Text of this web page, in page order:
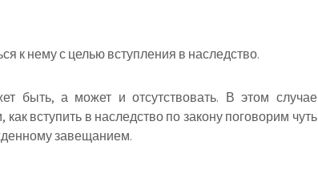
к нему с целью вступления в наследство.
быть, а может и отсутствовать. В этом случае
вступить в наследство по закону поговорим чуть
завещанием.